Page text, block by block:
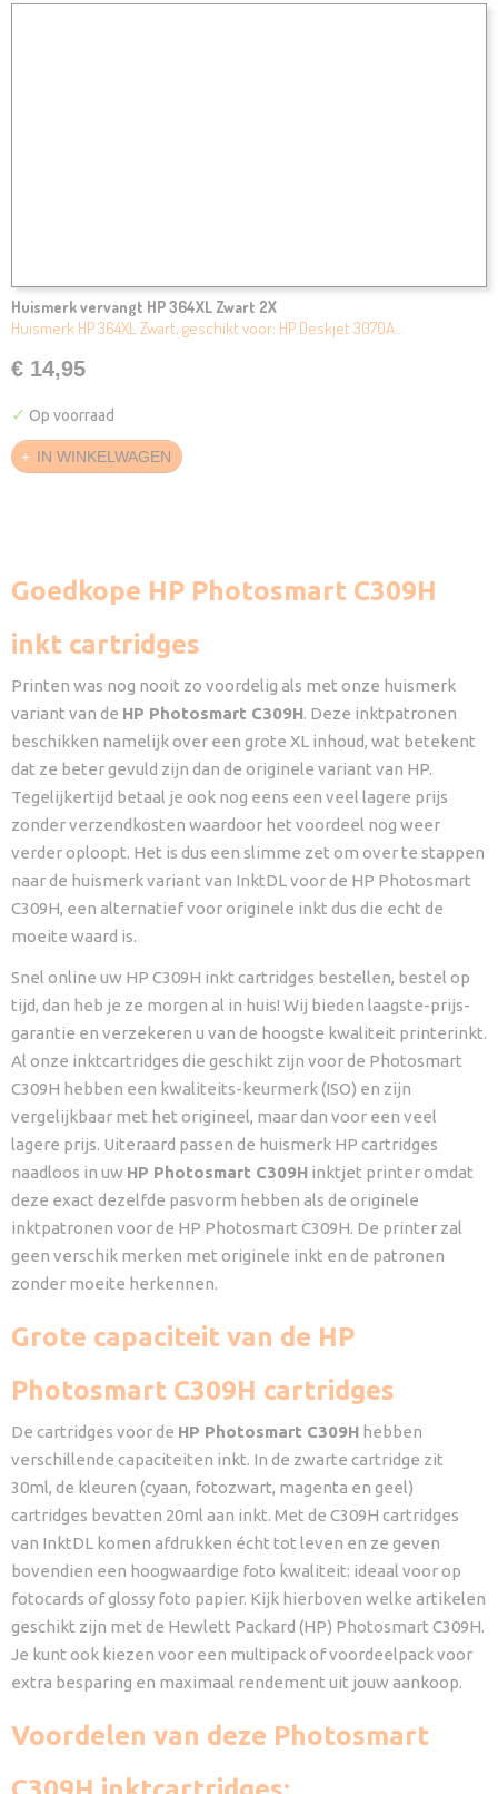
Huismerk vervangt HP 364XL Zwart 2X
Huismerk HP 364XL Zwart, geschikt voor: HP Deskjet 3070A…
€ 14,95
✓ Op voorraad
IN WINKELWAGEN
Goedkope HP Photosmart C309H
inkt cartridges
Printen was nog nooit zo voordelig als met onze huismerk
variant van de HP Photosmart C309H. Deze inktpatronen
beschikken namelijk over een grote XL inhoud, wat betekent
dat ze beter gevuld zijn dan de originele variant van HP.
Tegelijkertijd betaal je ook nog eens een veel lagere prijs
zonder verzendkosten waardoor het voordeel nog weer
verder oploopt. Het is dus een slimme zet om over te stappen
naar de huismerk variant van InktDL voor de HP Photosmart
C309H, een alternatief voor originele inkt dus die echt de
moeite waard is.
Snel online uw HP C309H inkt cartridges bestellen, bestel op
tijd, dan heb je ze morgen al in huis! Wij bieden laagste-prijs-
garantie en verzekeren u van de hoogste kwaliteit printerinkt.
Al onze inktcartridges die geschikt zijn voor de Photosmart
C309H hebben een kwaliteits-keurmerk (ISO) en zijn
vergelijkbaar met het origineel, maar dan voor een veel
lagere prijs. Uiteraard passen de huismerk HP cartridges
naadloos in uw HP Photosmart C309H inktjet printer omdat
deze exact dezelfde pasvorm hebben als de originele
inktpatronen voor de HP Photosmart C309H. De printer zal
geen verschik merken met originele inkt en de patronen
zonder moeite herkennen.
Grote capaciteit van de HP
Photosmart C309H cartridges
De cartridges voor de HP Photosmart C309H hebben
verschillende capaciteiten inkt. In de zwarte cartridge zit
30ml, de kleuren (cyaan, fotozwart, magenta en geel)
cartridges bevatten 20ml aan inkt. Met de C309H cartridges
van InktDL komen afdrukken écht tot leven en ze geven
bovendien een hoogwaardige foto kwaliteit: ideaal voor op
fotocards of glossy foto papier. Kijk hierboven welke artikelen
geschikt zijn met de Hewlett Packard (HP) Photosmart C309H.
Je kunt ook kiezen voor een multipack of voordeelpack voor
extra besparing en maximaal rendement uit jouw aankoop.
Voordelen van deze Photosmart